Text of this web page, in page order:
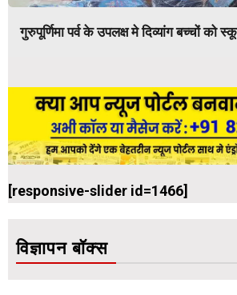
गुरुपूर्णिमा पर्व के उपलक्ष मे दिव्यांग बच्चों को
[responsive-slider id=1466]
विज्ञापन बॉक्स